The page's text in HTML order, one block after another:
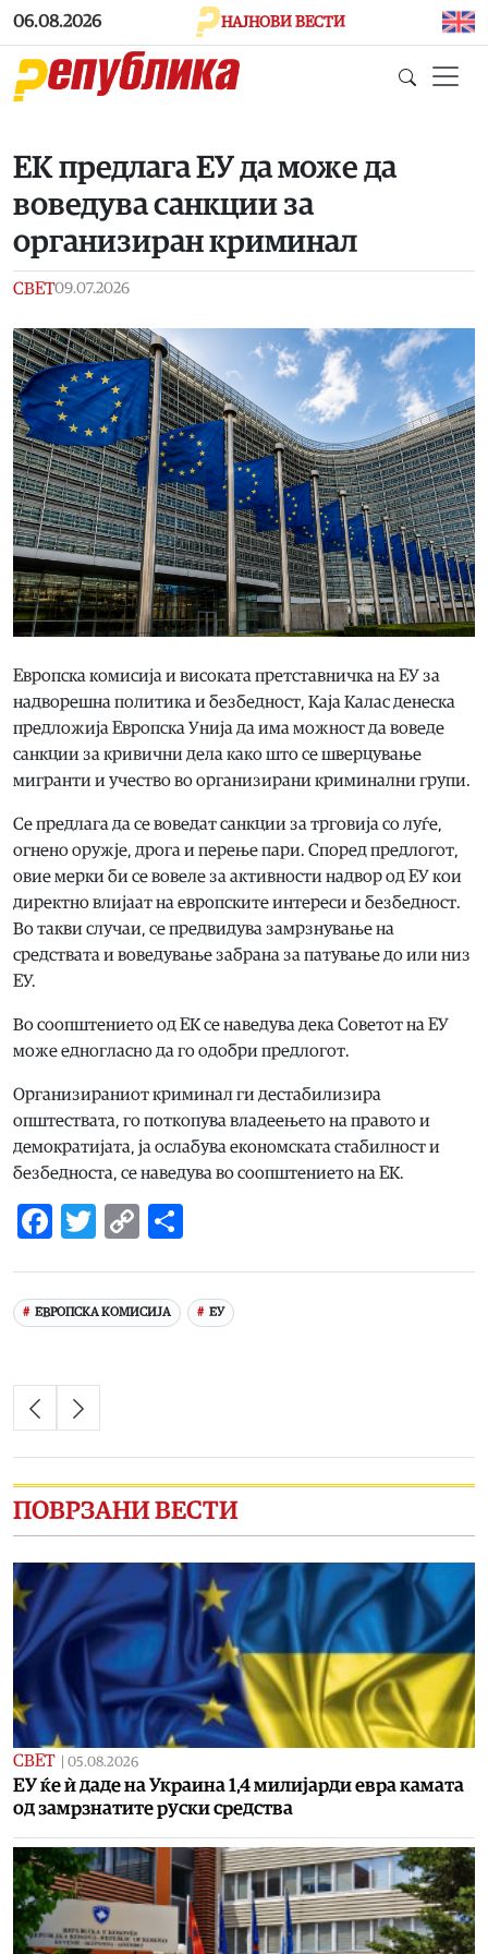
Skip to main content
06.08.2026 НАЈНОВИ ВЕСТИ
ЕК предлага ЕУ да може да
воведува санкции за
организиран криминал
СВЕТ09.07.2026
Европска комисија и високата претставничка на ЕУ за
надворешна политика и безбедност, Каја Калас денеска
предложија Европска Унија да има можност да воведе
санкции за кривични дела како што се шверцување
мигранти и учество во организирани криминални групи.
Се предлага да се воведат санкции за трговија со луѓе,
огнено оружје, дрога и перење пари. Според предлогот,
овие мерки би се вовеле за активности надвор од ЕУ кои
директно влијаат на европските интереси и безбедност.
Во такви случаи, се предвидува замрзнување на
средствата и воведување забрана за патување до или низ
ЕУ.
Во соопштението од ЕК се наведува дека Советот на ЕУ
може едногласно да го одобри предлогот.
Организираниот криминал ги дестабилизира
општествата, го поткопува владеењето на правото и
демократијата, ја ослабува економската стабилност и
безбедноста, се наведува во соопштението на ЕК.
Facebook
Twitter
Copy
ЕВРОПСКА КОМИСИЈА ЕУ
ПОВРЗАНИ ВЕСТИ
СВЕТ 05.08.2026
ЕУ ќе ѝ даде на Украина 1,4 милијарди евра камата
од замрзнатите руски средства